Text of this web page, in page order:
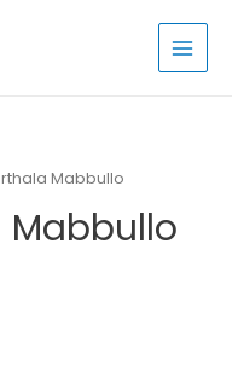
Mabbullo